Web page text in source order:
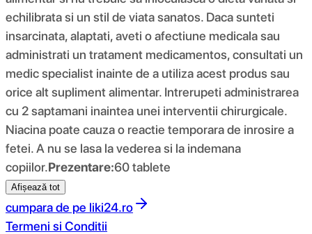
echilibrata si un stil de viata sanatos. Daca sunteti
insarcinata, alaptati, aveti o afectiune medicala sau
administrati un tratament medicamentos, consultati un
medic specialist inainte de a utiliza acest produs sau
orice alt supliment alimentar. Intrerupeti administrarea
cu 2 saptamani inaintea unei interventii chirurgicale.
Niacina poate cauza o reactie temporara de inrosire a
fetei. A nu se lasa la vederea si la indemana
copiilor.Prezentare:60 tablete
Afișează tot
cumpara de pe liki24.ro
Termeni si Conditii